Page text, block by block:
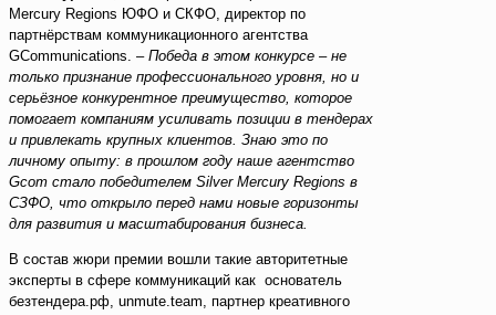
Mercury Regions ЮФО и СКФО, директор по
партнёрствам коммуникационного агентства
GCommunications. – Победа в этом конкурсе – не
только признание профессионального уровня, но и
серьёзное конкурентное преимущество, которое
помогает компаниям усиливать позиции в тендерах
и привлекать крупных клиентов. Знаю это по
личному опыту: в прошлом году наше агентство
Gcom стало победителем Silver Mercury Regions в
СЗФО, что открыло перед нами новые горизонты
для развития и масштабирования бизнеса.
В состав жюри премии вошли такие авторитетные
эксперты в сфере коммуникаций как основатель
безтендера.рф, unmute.team, партнер креативного